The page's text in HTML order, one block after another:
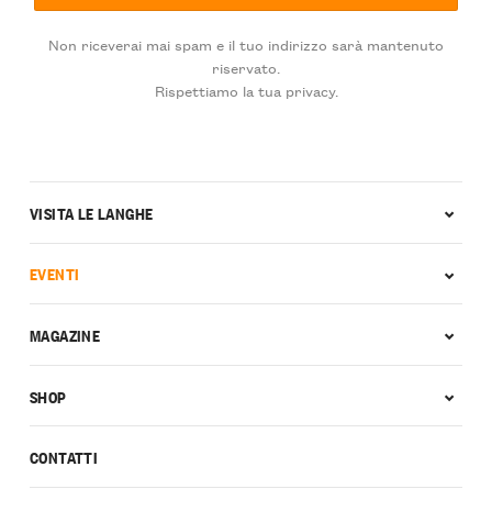
Non riceverai mai spam e il tuo indirizzo sarà mantenuto
riservato.
Rispettiamo la tua privacy.
CONTATTI
VISITA LE LANGHE
EVENTI
MAGAZINE
SHOP